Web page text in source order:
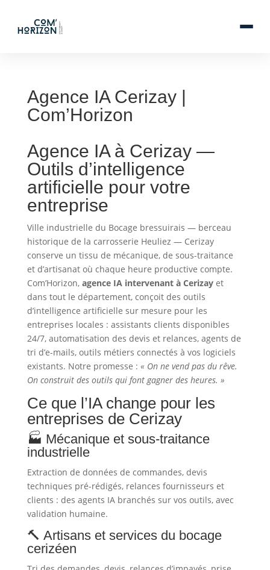
Agence IA Cerizay |
Com’Horizon
Agence IA à Cerizay —
Outils d’intelligence
artificielle pour votre
entreprise
Ville industrielle du Bocage bressuirais — berceau
historique de la carrosserie Heuliez — Cerizay
conserve un tissu de mécanique, de sous-traitance
et d’artisanat où chaque heure productive compte.
Com’Horizon, agence IA intervenant à Cerizayet
dans tout le département, conçoit des outils
d’intelligence artificielle sur mesure pour les
entreprises locales : assistants clients disponibles
24/7, automatisation des devis et relances, agents de
tri d’e-mails, outils métiers connectés à vos logiciels
existants. Notre promesse : « On ne vend pas du rêve.
On construit des outils qui font gagner des heures. »
Ce que l’IA change pour les
entreprises de Cerizay
🏭 Mécanique et sous-traitance
industrielle
Extraction de données de commandes, devis
techniques pré-rédigés, relances fournisseurs et
clients : des agents IA branchés sur vos outils, avec
validation humaine.
🔨 Artisans et services du bocage
cerizéen